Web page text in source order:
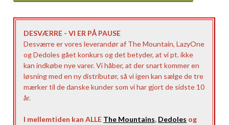
DESVÆRRE - VI ER PÅ PAUSE
Desværre er vores leverandør af The Mountain, LazyOne
og Dedoles gået konkurs og det betyder, at vi pt. ikke
kan indkøbe nye varer. Vi håber, at der snart kommer en
løsning med en ny distributør, så vi igen kan sælge de tre
mærker til de danske kunder som vi har gjort de sidste 10
år.
I mellemtiden kan ALLE The Mountains, Dedoles og